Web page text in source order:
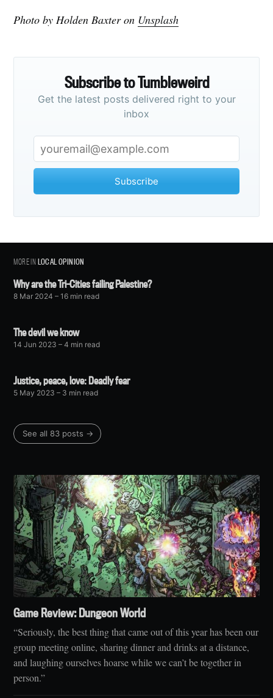
Photo by Holden Baxter on Unsplash
Subscribe to Tumbleweird
Get the latest posts delivered right to your
inbox
Subscribe
MORE INLOCAL OPINION
Why are the Tri-Cities failing Palestine?
8 Mar 2024 – 16 min read
The devil we know
14 Jun 2023 – 4 min read
Justice, peace, love: Deadly fear
5 May 2023 – 3 min read
See all 83 posts →
Game Review: Dungeon World
“Seriously, the best thing that came out of this year has been our
group meeting online, sharing dinner and drinks at a distance,
and laughing ourselves hoarse while we can’t be together in
person.”